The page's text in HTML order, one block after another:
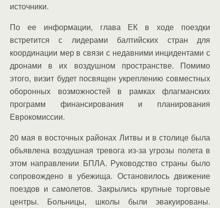
источники.
По ее информации, глава ЕК в ходе поездки
встретится с лидерами балтийских стран для
координации мер в связи с недавними инцидентами с
дронами в их воздушном пространстве. Помимо
этого, визит будет посвящен укреплению совместных
оборонных возможностей в рамках флагманских
программ финансирования и планирования
Еврокомиссии.
20 мая в восточных районах Литвы и в столице была
объявлена воздушная тревога из-за угрозы полета в
этом направлении БПЛА. Руководство страны было
сопровождено в убежища. Остановилось движение
поездов и самолетов. Закрылись крупные торговые
центры. Больницы, школы были эвакуированы.